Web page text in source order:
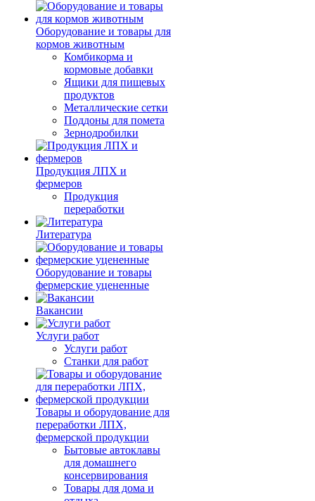
Оборудование и товары для
кормов животным
Комбикорма и
кормовые добавки
Ящики для пищевых
продуктов
Металлические сетки
Поддоны для помета
Зернодробилки
Продукция ЛПХ и
фермеров
Продукция
переработки
Литература
Оборудование и товары
фермерские уцененные
Вакансии
Услуги работ
Услуги работ
Станки для работ
Товары и оборудование для
переработки ЛПХ,
фермерской продукции
Бытовые автоклавы
для домашнего
консервирования
Товары для дома и